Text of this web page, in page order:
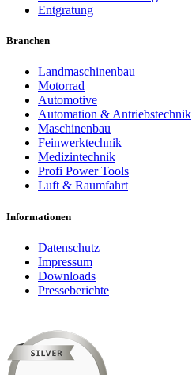
Entgratung
Branchen
Landmaschinenbau
Motorrad
Automotive
Automation & Antriebstechnik
Maschinenbau
Feinwerktechnik
Medizintechnik
Profi Power Tools
Luft & Raumfahrt
Informationen
Datenschutz
Impressum
Downloads
Presseberichte